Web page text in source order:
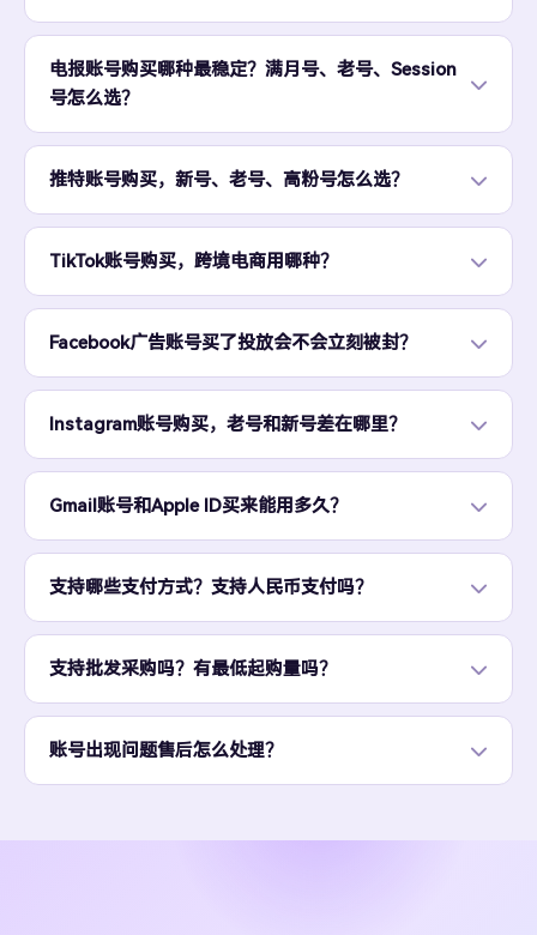
电报账号购买哪种最稳定？满月号、老号、Session
号怎么选？
推特账号购买，新号、老号、高粉号怎么选？
TikTok账号购买，跨境电商用哪种？
Facebook广告账号买了投放会不会立刻被封？
Instagram账号购买，老号和新号差在哪里？
Gmail账号和Apple ID买来能用多久？
支持哪些支付方式？支持人民币支付吗？
支持批发采购吗？有最低起购量吗？
账号出现问题售后怎么处理？